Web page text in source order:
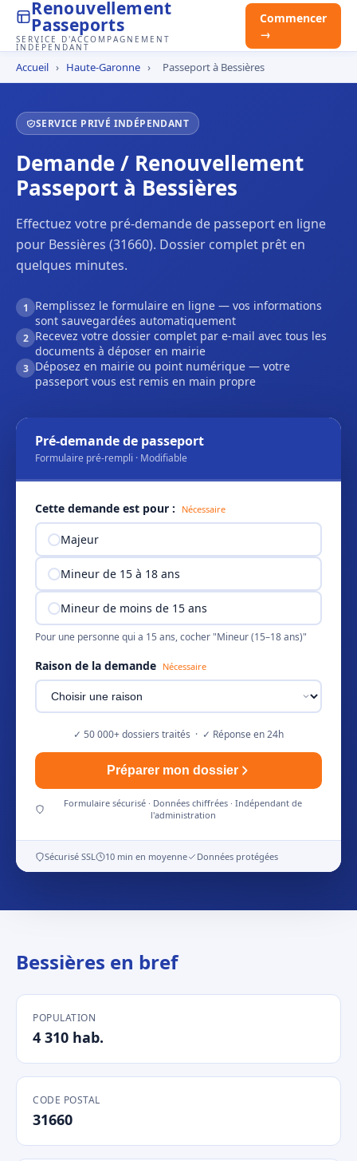
Renouvellement
Passeports
SERVICE D'ACCOMPAGNEMENT
INDÉPENDANT
Commencer
→
Accueil › Haute-Garonne › Passeport à Bessières
SERVICE PRIVÉ INDÉPENDANT
Demande / Renouvellement
Passeport à Bessières
Effectuez votre pré-demande de passeport en ligne
pour Bessières (31660). Dossier complet prêt en
quelques minutes.
1
Remplissez le formulaire en ligne — vos informations
sont sauvegardées automatiquement
2 Recevez votre dossier complet par e-mail avec tous les
documents à déposer en mairie
3 Déposez en mairie ou point numérique — votre
passeport vous est remis en main propre
Pré-demande de passeport
Formulaire pré-rempli · Modifiable
Cette demande est pour : Nécessaire
Majeur
Mineur de 15 à 18 ans
Mineur de moins de 15 ans
Pour une personne qui a 15 ans, cocher "Mineur (15–18 ans)"
Raison de la demande Nécessaire
✓ 50 000+ dossiers traités · ✓ Réponse en 24h
Préparer mon dossier
Formulaire sécurisé · Données chiffrées · Indépendant de
l'administration
Sécurisé SSL 10 min en moyenne Données protégées
Bessières en bref
POPULATION
4 310 hab.
CODE POSTAL
31660